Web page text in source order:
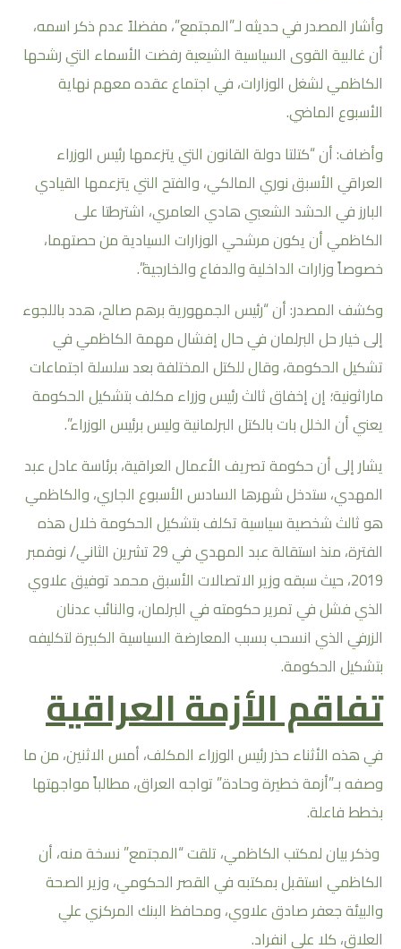
وأشار المصدر في حديثه لـ”المجتمع”، مفضلاً عدم ذكر اسمه،
أن غالبية القوى السياسية الشيعية رفضت الأسماء التي رشحها
الكاظمي لشغل الوزارات، في اجتماع عقده معهم نهاية
الأسبوع الماضي.
وأضاف: أن “كتلتا دولة القانون التي يتزعمها رئيس الوزراء
العراقي الأسبق نوري المالكي، والفتح التي يتزعمها القيادي
البارز في الحشد الشعبي هادي العامري، اشترطتا على
الكاظمي أن يكون مرشحي الوزارات السيادية من حصتهما،
خصوصاً وزارات الداخلية والدفاع والخارجية”.
وكشف المصدر: أن “رئيس الجمهورية برهم صالح، هدد باللجوء
إلى خيار حل البرلمان في حال إفشال مهمة الكاظمي في
تشكيل الحكومة، وقال للكتل المختلفة بعد سلسلة اجتماعات
ماراثونية؛ إن إخفاق ثالث رئيس وزراء مكلف بتشكيل الحكومة
يعني أن الخلل بات بالكتل البرلمانية وليس برئيس الوزراء”.
يشار إلى أن حكومة تصريف الأعمال العراقية، برئاسة عادل عبد
المهدي، ستدخل شهرها السادس الأسبوع الجاري، والكاظمي
هو ثالث شخصية سياسية تكلف بتشكيل الحكومة خلال هذه
الفترة، منذ استقالة عبد المهدي في 29 تشرين الثاني/ نوفمبر
2019، حيث سبقه وزير الاتصالات الأسبق محمد توفيق علاوي
الذي فشل في تمرير حكومته في البرلمان، والنائب عدنان
الزرفي الذي انسحب بسبب المعارضة السياسية الكبيرة لتكليفه
بتشكيل الحكومة.
تفاقم الأزمة العراقية
في هذه الأثناء حذر رئيس الوزراء المكلف، أمس الاثنين، من ما
وصفه بـ”أزمة خطيرة وحادة” تواجه العراق، مطالباً مواجهتها
بخطط فاعلة.
وذكر بيان لمكتب الكاظمي، تلقت “المجتمع” نسخة منه، أن
الكاظمي استقبل بمكتبه في القصر الحكومي، وزير الصحة
والبيئة جعفر صادق علاوي، ومحافظ البنك المركزي علي
العلاق، كلا على انفراد.